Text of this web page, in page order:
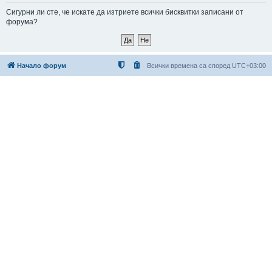
Сигурни ли сте, че искате да изтриете всички бисквитки записани от
форума?
Начало форум Всички времена са според UTC+03:00